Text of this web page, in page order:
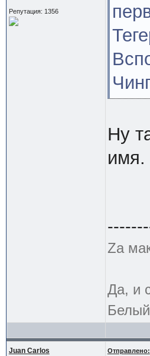
Репутация: 1356
Ну
имя.
Zа
Да, и
Белый
Juan Carlos Отправлено: